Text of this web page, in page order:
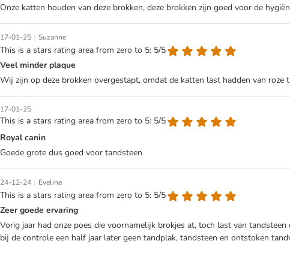
Onze katten houden van deze brokken, deze brokken zijn goed voor de
17-01-25 | Suzanne
This is a stars rating area from zero to 5: 5/5
Veel minder plaque
Wij zijn op deze brokken overgestapt, omdat de katten last hadden van
17-01-25
This is a stars rating area from zero to 5: 5/5
Royal canin
Goede grote dus goed voor tandsteen
24-12-24 | Eveline
This is a stars rating area from zero to 5: 5/5
Zeer goede ervaring
Vorig jaar had onze poes die voornamelijk brokjes at, toch last van
bij de controle een half jaar later geen tandplak, tandsteen en ontstoken